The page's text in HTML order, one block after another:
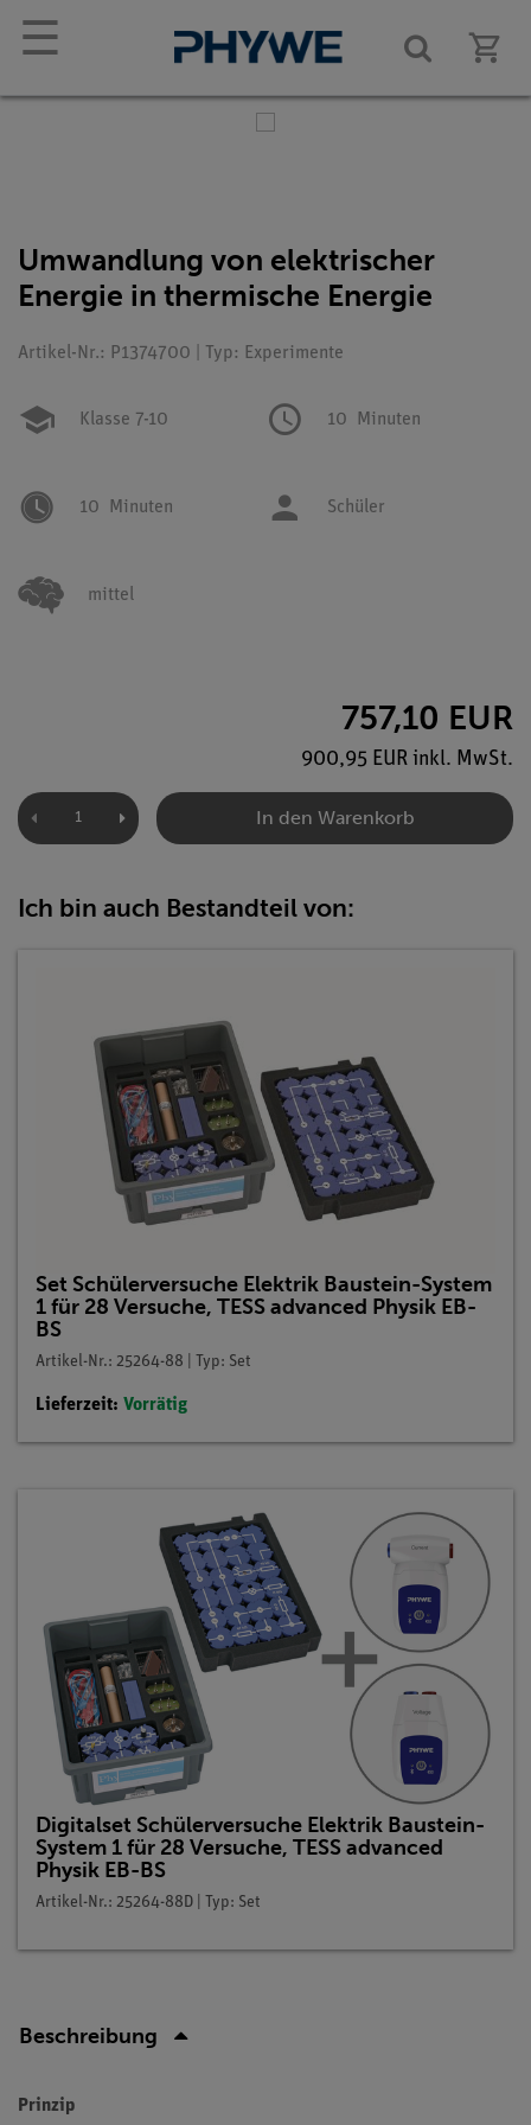
☰
Umwandlung von elektrischer
Energie in thermische Energie
Artikel-Nr.: P1374700 | Typ: Experimente
Klasse 7-10 10 Minuten
10 Minuten Schüler
mittel
757,10 EUR
900,95 EUR inkl. MwSt.
In den Warenkorb
Ich bin auch Bestandteil von:
Set Schülerversuche Elektrik Baustein-System
1 für 28 Versuche, TESS advanced Physik EB-
BS
Artikel-Nr.: 25264-88 | Typ: Set
Lieferzeit: Vorrätig
Digitalset Schülerversuche Elektrik Baustein-
System 1 für 28 Versuche, TESS advanced
Physik EB-BS
Artikel-Nr.: 25264-88D | Typ: Set
Beschreibung
Prinzip